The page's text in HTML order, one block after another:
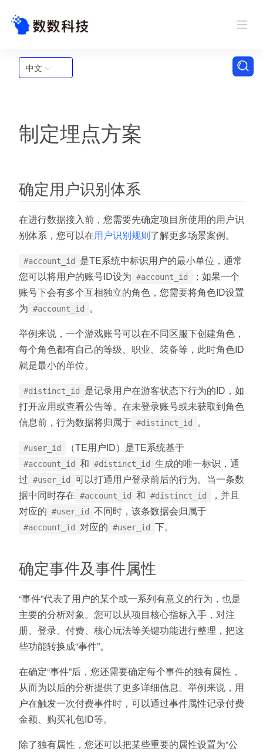
中文
制定埋点方案
确定用户识别体系
在进行数据接入前，您需要先确定项目所使用的用户识
别体系，您可以在用户识别规则了解更多场景案例。
#account_id
是TE系统中标识用户的最小单位，通常
您可以将用户的账号ID设为 #account_id
；如果一个
账号下会有多个互相独立的角色，您需要将角色ID设置
为 #account_id
。
举例来说，一个游戏账号可以在不同区服下创建角色，
每个角色都有自己的等级、职业、装备等，此时角色ID
就是最小的单位。
#distinct_id
是记录用户在游客状态下行为的ID，如
打开应用或查看公告等。在未登录账号或未获取到角色
信息前，行为数据将归属于 #distinct_id 。
#user_id （TE用户ID）是TE系统基于
#account_id 和 #distinct_id
生成的唯一标识，通
过 #user_id
可以打通用户登录前后的行为。当一条数
据中同时存在 #account_id 和 #distinct_id
，并且
对应的 #user_id 不同时，该条数据会归属于
#account_id 对应的 #user_id 下。
确定事件及事件属性
“事件”代表了用户的某个或一系列有意义的行为，也是
主要的分析对象。您可以从项目核心指标入手，对注
册、登录、付费、核心玩法等关键功能进行整理，把这
些功能转换成“事件”。
在确定“事件”后，您还需要确定每个事件的独有属性，
从而为以后的分析提供了更多详细信息。举例来说，用
户在触发一次付费事件时，可以通过事件属性记录付费
金额、购买礼包ID等。
除了独有属性，您还可以把某些重要的属性设置为“公